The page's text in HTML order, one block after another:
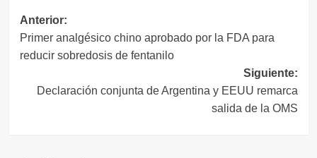
Navegación
de
Anterior:
Primer analgésico chino aprobado por la FDA para
reducir sobredosis de fentanilo
Siguiente:
Declaración conjunta de Argentina y EEUU remarca
salida de la OMS